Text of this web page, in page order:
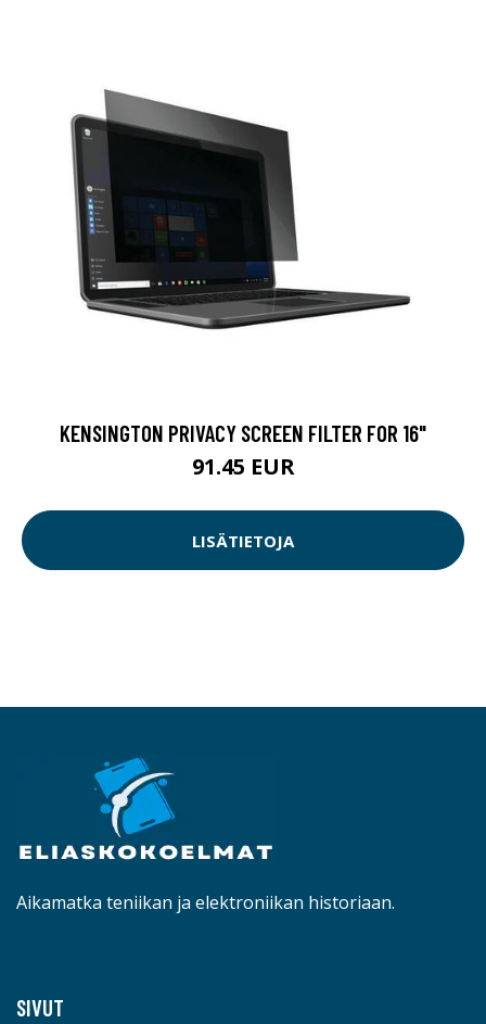
KENSINGTON PRIVACY SCREEN FILTER FOR 16"
91.45 EUR
LISÄTIETOJA
Aikamatka teniikan ja elektroniikan historiaan.
SIVUT